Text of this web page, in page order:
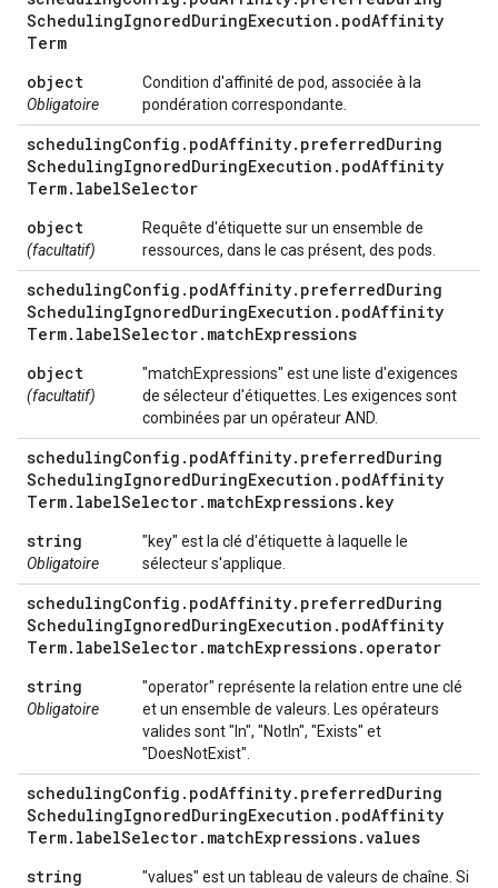
SchedulingIgnoredDuringExecution . podAffinity
Term
object
Obligatoire
Condition d'affinité de pod, associée à la
pondération correspondante.
schedulingConfig . podAffinity. preferredDuring
SchedulingIgnoredDuringExecution . podAffinity
Term. labelSelector
object
(facultatif)
Requête d'étiquette sur un ensemble de
ressources, dans le cas présent, des pods.
schedulingConfig . podAffinity. preferredDuring
SchedulingIgnoredDuringExecution . podAffinity
Term. labelSelector. matchExpressions
object
(facultatif)
"matchExpressions" est une liste d'exigences
de sélecteur d'étiquettes. Les exigences sont
combinées par un opérateur AND.
schedulingConfig . podAffinity. preferredDuring
SchedulingIgnoredDuringExecution . podAffinity
Term. labelSelector. matchExpressions. key
string
Obligatoire
"key" est la clé d'étiquette à laquelle le
sélecteur s'applique.
schedulingConfig . podAffinity. preferredDuring
SchedulingIgnoredDuringExecution . podAffinity
Term. labelSelector. matchExpressions. operator
string
Obligatoire
"operator" représente la relation entre une clé
et un ensemble de valeurs. Les opérateurs
valides sont "In", "NotIn", "Exists" et
"DoesNotExist".
schedulingConfig . podAffinity. preferredDuring
SchedulingIgnoredDuringExecution . podAffinity
Term. labelSelector. matchExpressions.values
string
"values" est un tableau de valeurs de chaîne. Si